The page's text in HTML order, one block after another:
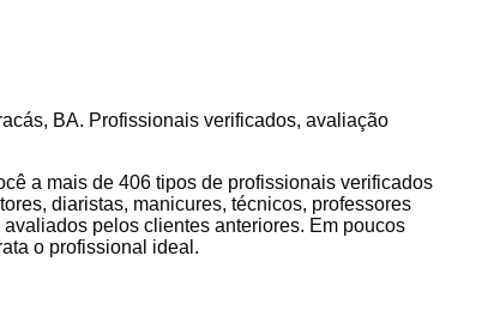
BA. Profissionais verificados, avaliação
a mais de 406 tipos de profissionais verificados
diaristas, manicures, técnicos, professores
pelos clientes anteriores. Em poucos
o profissional ideal.